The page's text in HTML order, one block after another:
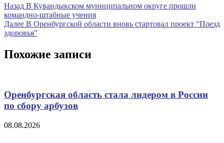
Навигация
по
записям
Назад Предыдущая
запись
В Кувандыкском муниципальном округе прошли
командно-штабные учения
Далее Следующая
запись
В Оренбургской области вновь стартовал проект “Поезд
здоровья”
Похожие записи
Оренбургская область стала лидером в России
по сбору арбузов
08.08.2026